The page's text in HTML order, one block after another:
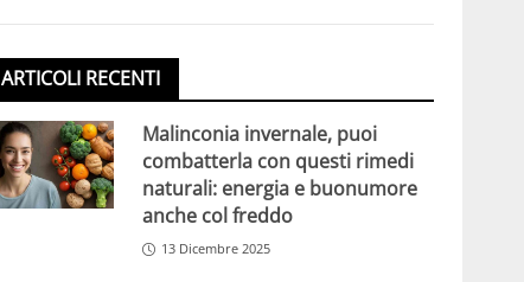
ARTICOLI RECENTI
Malinconia invernale, puoi
combatterla con questi rimedi
naturali: energia e buonumore
anche col freddo
13 Dicembre 2025